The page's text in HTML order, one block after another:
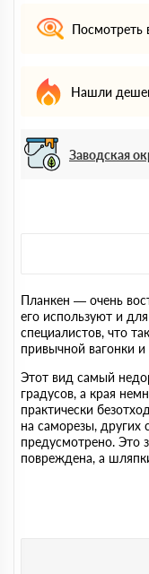
Посмотреть
Нашли
Заводская
Планкен — очень
его используют и
специалистов, что
привычной вагонки
Этот вид самый
градусов, а края
практически
на саморезы, других
предусмотрено. Это
повреждена, а